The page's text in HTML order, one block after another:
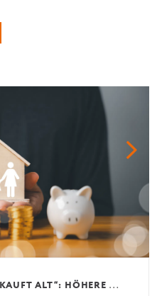
K
FW-FÖRDERUNG „JUNG KAUFT ALT“: HÖHERE KREDITE AB AUGUST 2026